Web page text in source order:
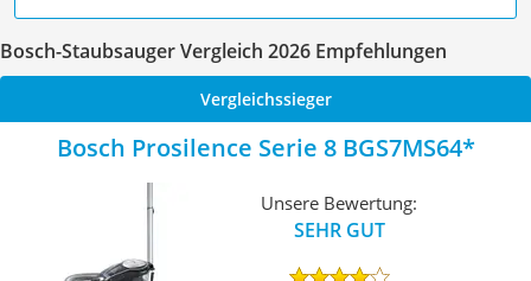
Bosch-Staubsauger Vergleich 2026 Empfehlungen
Vergleichssieger
Bosch Prosilence Serie 8 BGS7MS64
Unsere Bewertung:
SEHR GUT